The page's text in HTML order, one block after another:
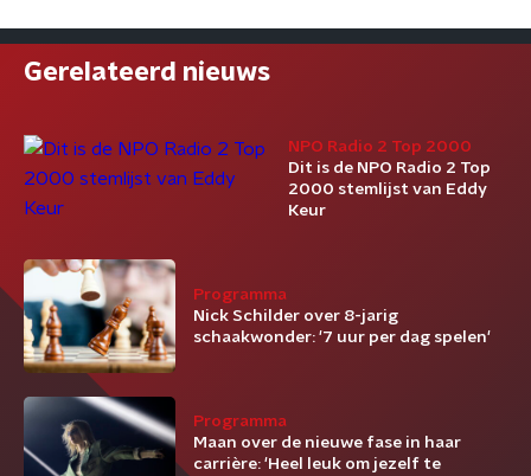
Gerelateerd nieuws
NPO Radio 2 Top 2000
Dit is de NPO Radio 2 Top
2000 stemlijst van Eddy
Keur
Programma
Nick Schilder over 8-jarig
schaakwonder: '7 uur per dag spelen'
Programma
Maan over de nieuwe fase in haar
carrière: 'Heel leuk om jezelf te